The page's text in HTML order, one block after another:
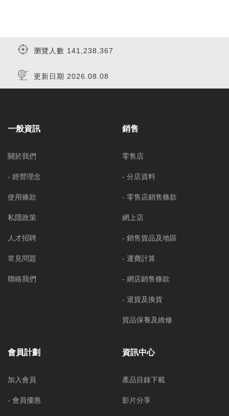
瀏覽人數 141,238,367
更新日期 2026.08.08
一般資訊
關於我們
- 經營理念
使用條款
私隱政策
人才招聘
常見問題
聯絡我們
銷售
零售店
- 分店資料
- 零售店銷售條款
網上店
- 銷售貨品及地區
- 運費計算
- 網店銷售條款
- 退貨及換貨
貨品保養及維修
會員計劃
加入會員
- 會員優惠
資訊中心
產品目錄下載
影片分享